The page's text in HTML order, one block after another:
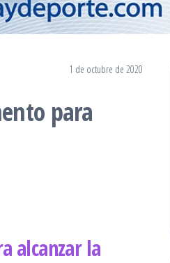
1 de octubre de 2020
para
alcanzar la